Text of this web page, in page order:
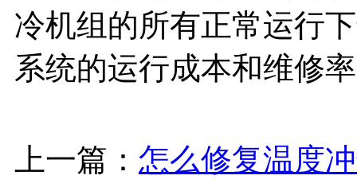
冷机组的所有正常运行
系统的运行成本和维修
上一篇： 怎么修复温度